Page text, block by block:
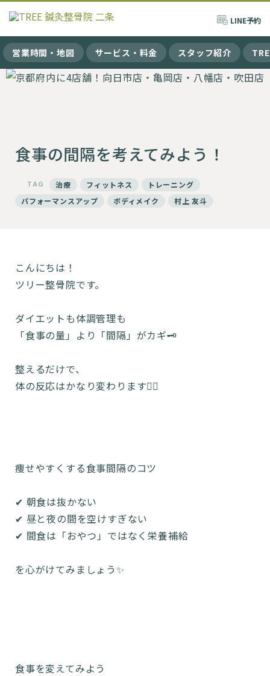
LINE予約
営業時間・地図 サービス・料金 スタッフ紹介
食事の間隔を考えてみよう！
TAG 治療 フィットネス
トレーニング
パフォーマンスアップ
ボディメイク 村上 友斗
こんにちは！
ツリー整骨院です。
ダイエットも体調管理も
「食事の量」より「間隔」がカギ🗝
整えるだけで、
体の反応はかなり変わります🙋‍♀️
痩せやすくする食事間隔のコツ
✔ 朝食は抜かない
✔ 昼と夜の間を空けすぎない
✔ 間食は「おやつ」ではなく栄養補給
を心がけてみましょう✨️
食事を変えてみよう